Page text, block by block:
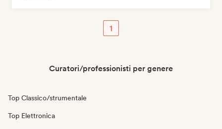
1
Curatori/professionisti per genere
Top Classico/strumentale
Top Elettronica